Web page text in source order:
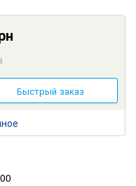
Быстрый заказ